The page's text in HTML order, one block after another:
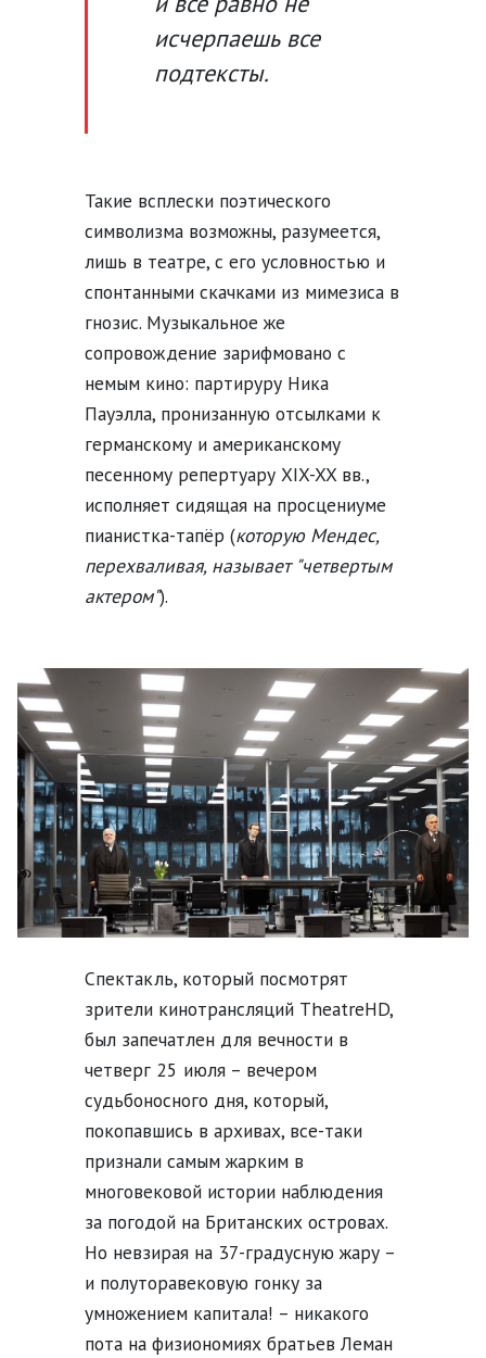
исчерпаешь все
подтексты.
Такие всплески поэтического
символизма возможны, разумеется,
лишь в театре, с его условностью и
спонтанными скачками из мимезиса в
гнозис. Музыкальное же
сопровождение зарифмовано с
немым кино: партируру Ника
Пауэлла, пронизанную отсылками к
германскому и американскому
песенному репертуару XIX-XX вв.,
исполняет сидящая на просцениуме
пианистка-тапёр (которую Мендес,
перехваливая, называет "четвертым
актером").
Спектакль, который посмотрят
зрители кинотрансляций TheatreHD,
был запечатлен для вечности в
четверг 25 июля – вечером
судьбоносного дня, который,
покопавшись в архивах, все-таки
признали самым жарким в
многовековой истории наблюдения
за погодой на Британских островах.
Но невзирая на 37-градусную жару –
и полуторавековую гонку за
умножением капитала! – никакого
пота на физиономиях братьев Леман